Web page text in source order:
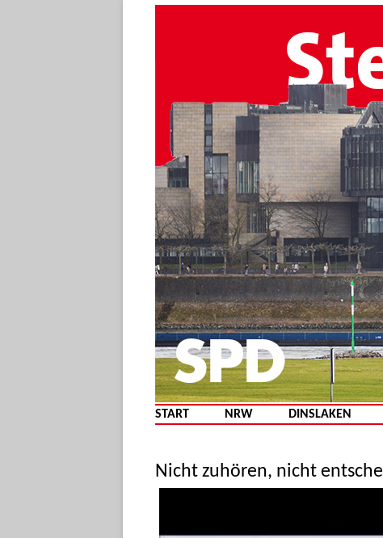
START NRW DINSLAKEN
Nicht zuhören, nicht